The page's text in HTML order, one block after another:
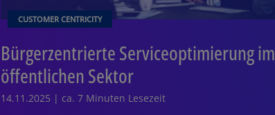
CUSTOMER CENTRICITY
Bürgerzentrierte Serviceoptimierung im
öffentlichen Sektor
14.11.2025 | ca. 7 Minuten Lesezeit